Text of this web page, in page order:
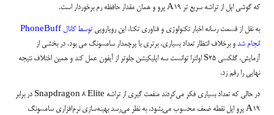
که گوشی اپل از تراشه سریع تر A19 پرو و همان مقدار حافظه رم برخوردار است.
به نقل از قسمت رسانه اخبار تکنولوژی و فناوری تکنا، این رویارویی
توسط کانال PhoneBuff
انجام شد و برخلاف انتظار تعداد بسیاری، برتری با پرچمدار سامسونگ می بود. در بخشی از
آزمایش، گلکسی S25 اولترا توانست سه اپلیکیشن جلوتر از آیفون عمل کند و همین اختلاف نتیجه
نهایی را رقم زد.
در حالی که تعداد بسیاری فکر می‌کردند منفعت گیری از تراشه Snapdragon 8 Elite در برابر
A19 پرو اپل نقطه ضعف محسوب می‌بشود، به نظر می‌رسد بهینه‌سازی نرم‌افزاری سامسونگ